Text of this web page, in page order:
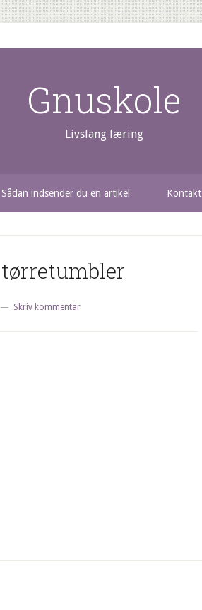
Gnuskole
Livslang læring
Sådan indsender du en artikel Kontakt
Skriv kommentar